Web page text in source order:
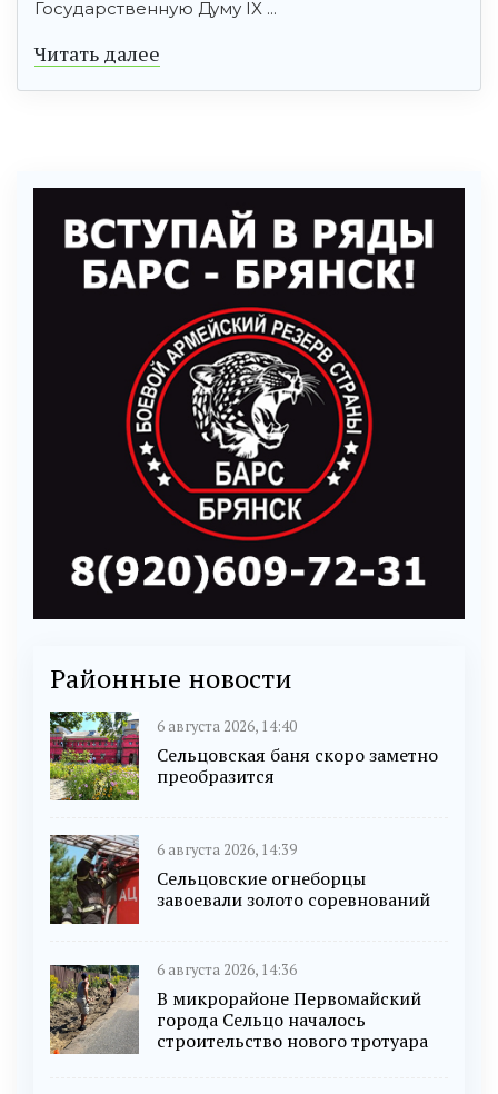
Государственную Думу IX ...
Читать далее
Районные новости
6 августа 2026, 14:40
Сельцовская баня скоро заметно
преобразится
6 августа 2026, 14:39
Сельцовские огнеборцы
завоевали золото соревнований
6 августа 2026, 14:36
В микрорайоне Первомайский
города Сельцо началось
строительство нового тротуара